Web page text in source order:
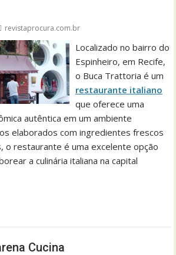
revistaprocura.com.br
Localizado no bairro do
Espinheiro, em Recife,
o Buca Trattoria é um
restaurante italiano
que oferece uma
autêntica em um ambiente
elaborados com ingredientes frescos
o restaurante é uma excelente opção
a culinária italiana na capital
Cucina